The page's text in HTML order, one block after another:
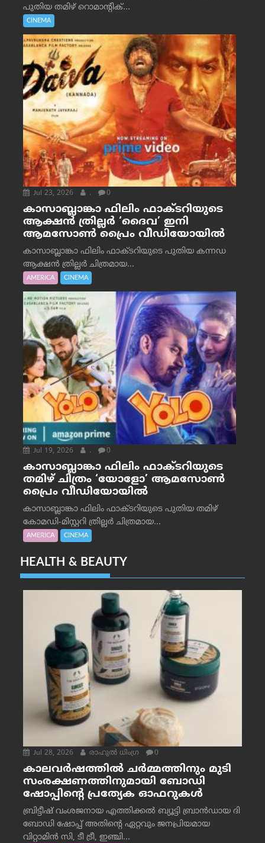
പുതിയ തമിഴ് റൊമാന്റിക്...
CINEMA
Jul 23, 2026 . 0
കാസാബ്ലാങ്കാ ഫിലിം ഫാക്ടറിയുടെ
ആക്ഷൻ ത്രില്ലർ ‘ദൈവ’ ഇനി
ആമസോൺ പ്രൈം വീഡിയോയിൽ
കാസാബ്ലാങ്കാ ഫിലിം ഫാക്ടറിയുടെ പുതിയ കന്നഡ
ആക്ഷൻ ത്രില്ലർ ചിത്രമായ...
AMERICA CINEMA
Jul 19, 2026 . 0
കാസാബ്ലാങ്കാ ഫിലിം ഫാക്ടറിയുടെ
തമിഴ് ചിത്രം ‘യോളോ’ ആമസോൺ
പ്രൈം വീഡിയോയിൽ
കാസാബ്ലാങ്കാ ഫിലിം ഫാക്ടറിയുടെ പുതിയ തമിഴ്
കോമഡി-മിസ്റ്ററി ത്രില്ലർ ചിത്രമായ...
AMERICA CINEMA
HEALTH & BEAUTY
Jul 28, 2026 രാഹുല്‍ ധിംഗ്ര 0
കാലവർഷത്തിൽ ചർമ്മത്തിനും മുടി
സംരക്ഷണത്തിനുമായി ബോഡി
ഷോപ്പിന്റെ പ്രത്യേക ഓഫറുകൾ
ബ്രിട്ടീഷ് വംശജനായ എത്തിക്കൽ ബ്യൂട്ടി ബ്രാൻഡായ ദി
ബോഡി ഷോപ്പ് അതിന്റെ ഏറ്റവും ജനപ്രിയമായ
വിറ്റാമിൻ സി, ടീ ട്രീ, ഇഞ്ചി...